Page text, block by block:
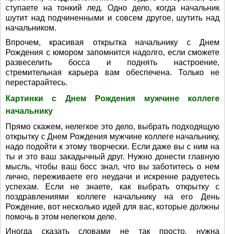
ступаете на тонкий лед. Одно дело, когда начальник
шутит над подчиненными и совсем другое, шутить над
начальником.
Впрочем, красивая открытка начальнику с Днем
Рождения с юмором запомнится надолго, если сможете
развеселить босса и поднять настроение,
стремительная карьера вам обеспечена. Только не
перестарайтесь.
Картинки с Днем Рождения мужчине коллеге
начальнику
Прямо скажем, нелегкое это дело, выбрать подходящую
открытку с Днем Рождения мужчине коллеге начальнику,
надо подойти к этому творчески. Если даже вы с ним на
ты и это ваш закадычный друг. Нужно донести главную
мысль, чтобы ваш босс знал, что вы заботитесь о нем
лично, переживаете его неудачи и искренне радуетесь
успехам. Если не знаете, как выбрать открытку с
поздравлениями коллеге начальнику на его День
Рождение, вот несколько идей для вас, которые должны
помочь в этом нелегком деле.
Иногда сказать словами не так просто, нужна